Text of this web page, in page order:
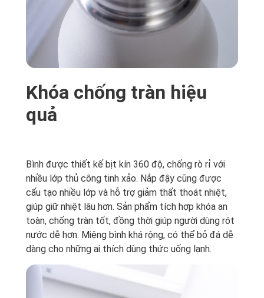
Khóa chống tràn hiệu
quả
Bình được thiết kế bịt kín 360 độ, chống rò rỉ với
nhiều lớp thủ công tinh xảo. Nắp đậy cũng được
cấu tạo nhiều lớp và hỗ trợ giảm thất thoát nhiệt,
giúp giữ nhiệt lâu hơn. Sản phẩm tích hợp khóa an
toàn, chống tràn tốt, đồng thời giúp người dùng rót
nước dễ hơn. Miệng bình khá rộng, có thể bỏ đá dễ
dàng cho những ai thích dùng thức uống lạnh.